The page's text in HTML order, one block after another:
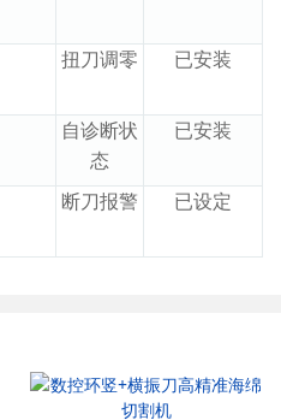
扭刀调零 已安装
自诊断状
态
已安装
断刀报警 已设定